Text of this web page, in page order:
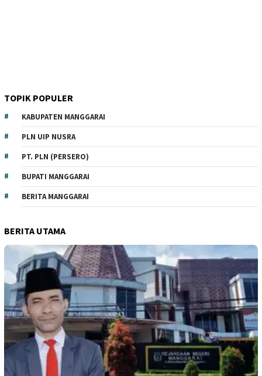
TOPIK POPULER
KABUPATEN MANGGARAI
PLN UIP NUSRA
PT. PLN (PERSERO)
BUPATI MANGGARAI
BERITA MANGGARAI
BERITA UTAMA